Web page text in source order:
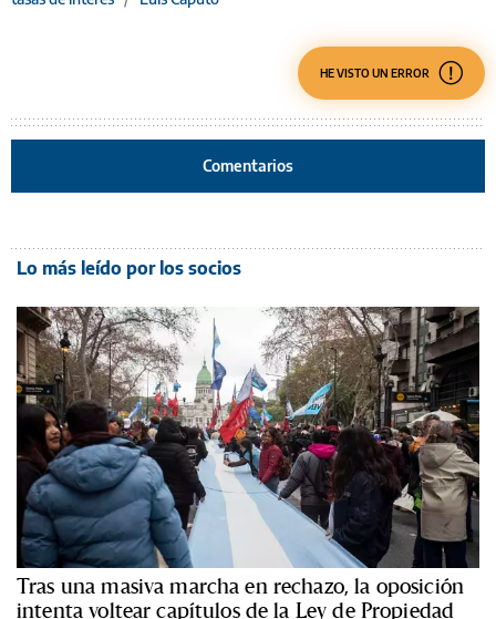
HE VISTO UN ERROR
Comentarios
Lo más leído por los socios
Tras una masiva marcha en rechazo, la oposición
intenta voltear capítulos de la Ley de Propiedad